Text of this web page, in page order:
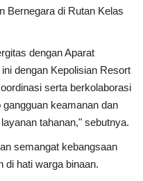
Bernegara di Rutan Kelas
dengan Aparat
dengan Kepolisian Resort
serta berkolaborasi
keamanan dan
tahanan," sebutnya.
semangat kebangsaan
di hati warga binaan.